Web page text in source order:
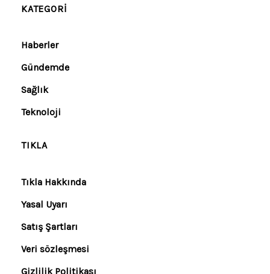
KATEGORI
Haberler
Gündemde
Sağlık
Teknoloji
TIKLA
Tıkla Hakkında
Yasal Uyarı
Satış Şartları
Veri sözleşmesi
Gizlilik Politikası